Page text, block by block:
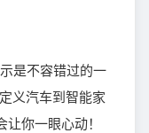
是不容错过的一
义汽车到智能家
让你一眼心动！